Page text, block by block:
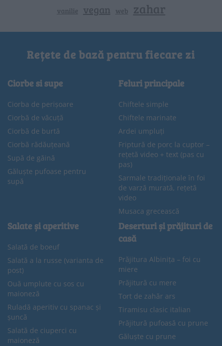
vanilie vegan web zahar
Rețete de bază pentru fiecare zi
Ciorbe si supe
Ciorba de perișoare
Ciorbă de văcuță
Ciorbă de burtă
Ciorbă rădăuțeană
Supă de găină
Găluște pufoase pentru
supă
Feluri principale
Chiftele simple
Chiftele marinate
Ardei umpluți
Friptură de porc la cuptor –
rețetă video + text (pas cu
pas)
Sarmale tradiționale în foi
de varză murată, rețetă
video
Musaca grecească
Salate și aperitive
Salată de boeuf
Salată a la russe (varianta de
post)
Ouă umplute cu sos cu
maioneză
Ruladă aperitiv cu spanac și
șuncă
Salată de ciuperci cu
maioneză
Deserturi și prăjituri de
casă
Prăjitura Albinița – foi cu
miere
Prăjitură cu mere
Tort de zahăr ars
Tiramisu clasic italian
Prăjitură pufoasă cu prune
Găluște cu prune